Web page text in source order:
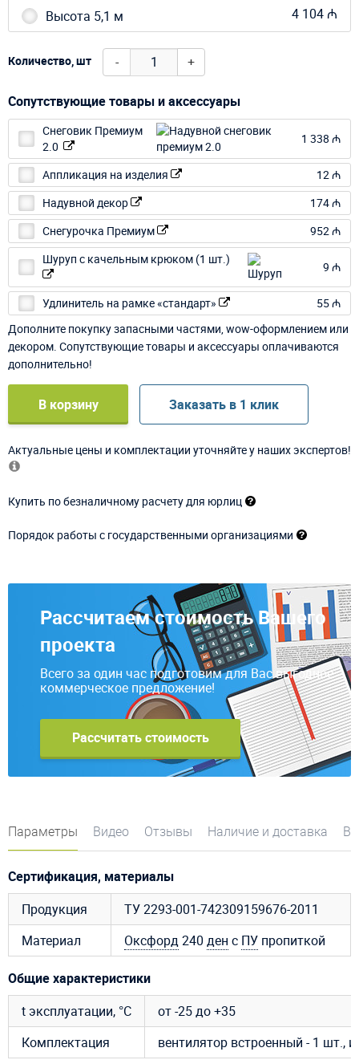
Высота 5,1 м 4 104 ₼
Количество, шт - +
Сопутствующие товары и аксессуары
Снеговик Премиум
2.0
1 338 ₼
Аппликация на изделия
12 ₼
Надувной декор
174 ₼
Снегурочка Премиум
952 ₼
Шуруп с качельным крюком (1 шт.)
9 ₼
Удлинитель на рамке «стандарт»
55 ₼
Дополните покупку запасными частями, wow-оформлением или
декором. Сопутствующие товары и аксессуары оплачиваются
дополнительно!
В корзину Заказать в 1 клик
Актуальные цены и комплектации уточняйте у наших экспертов!
Купить по безналичному расчету для юрлиц
Порядок работы с государственными организациями
Рассчитаем стоимость Вашего
проекта
Всего за один час подготовим для Вас выгодное
коммерческое предложение!
Рассчитать стоимость
Параметры Видео Отзывы Наличие и доставка
Сертификация, материалы
Продукция
ТУ 2293-001-742309159676-2011
Материал
Оксфорд240 ден с ПУ пропиткой
Общие характеристики
t эксплуатации, °C
от -25 до +35
Комплектация
вентилятор встроенный - 1 шт.,